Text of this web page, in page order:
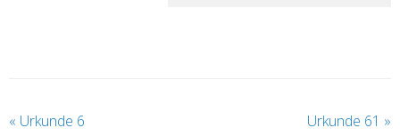
« Urkunde 6 Urkunde 61 »